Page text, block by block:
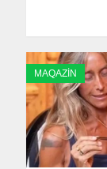
MAQAZİN